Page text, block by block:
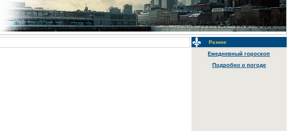
Разное
Ежедневный гороскоп
Подробно о погоде